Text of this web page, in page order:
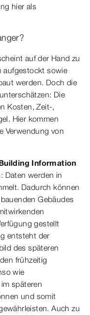
hier als
auf der Hand zu
aufgestockt sowie
werden. Doch die
Die
Kosten, Zeit-,
Hier kommen
Verwendung von
Information
Daten werden in
Dadurch können
Gebäudes
gestellt
entsteht der
des späteren
frühzeitig
wie
späteren
und somit
Auch zu